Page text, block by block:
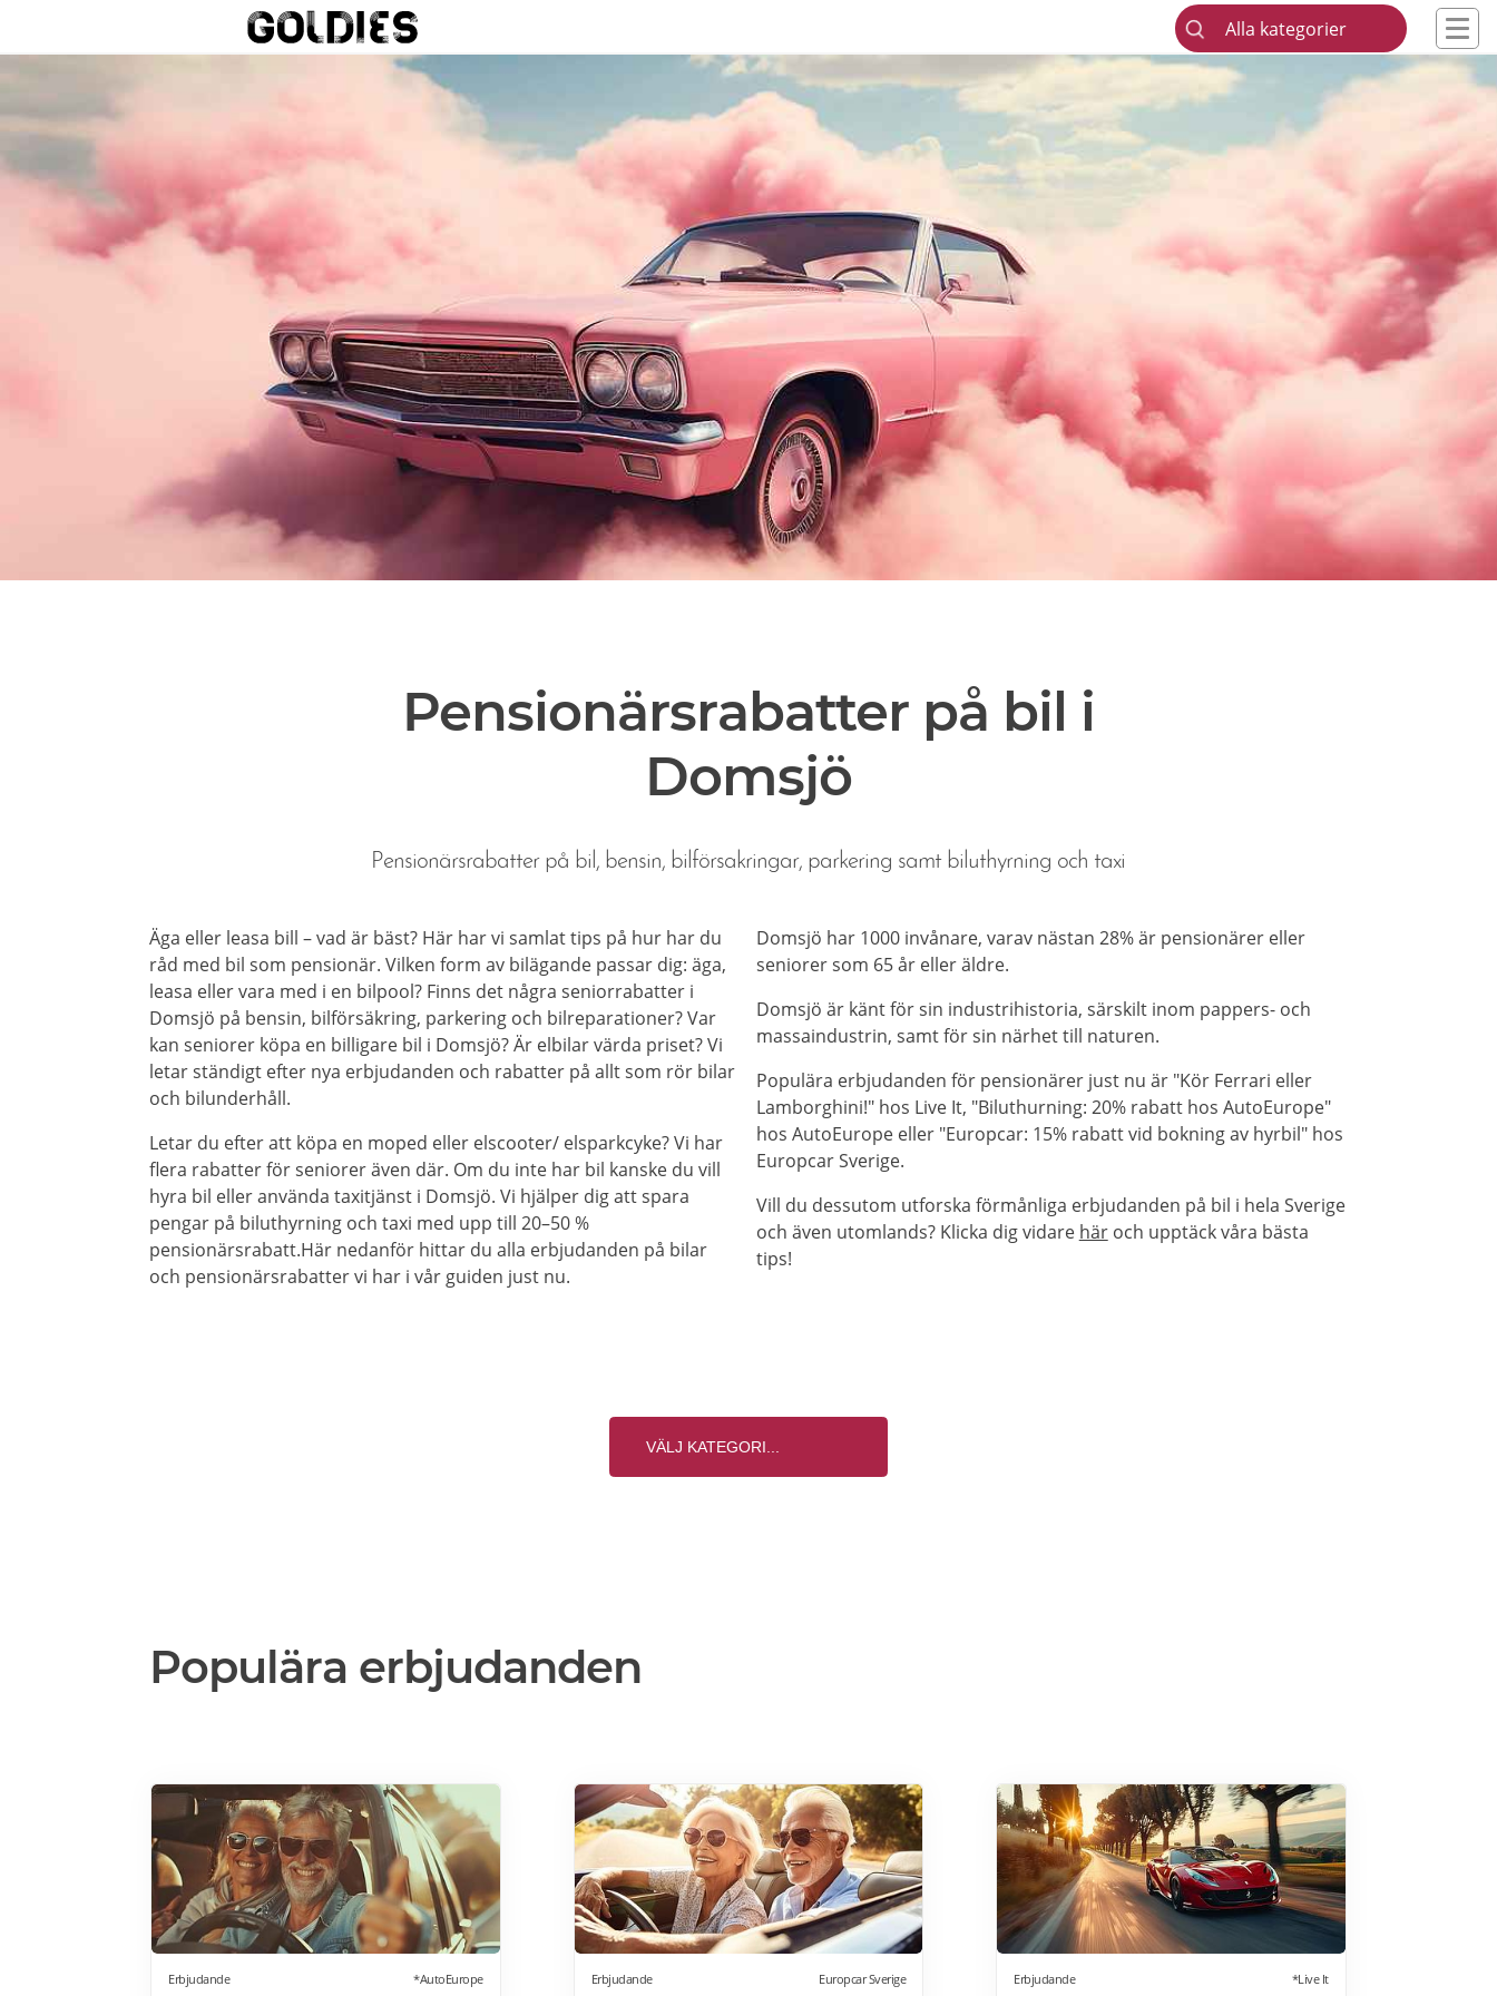
Alla kategorier
Pensionärsrabatter på bil i
Domsjö
Pensionärsrabatter på bil, bensin, bilförsakringar, parkering samt biluthyrning och taxi
Äga eller leasa bill – vad är bäst? Här har vi samlat tips på hur har du
råd med bil som pensionär. Vilken form av bilägande passar dig: äga,
leasa eller vara med i en bilpool? Finns det några seniorrabatter i
Domsjö på bensin, bilförsäkring, parkering och bilreparationer? Var
kan seniorer köpa en billigare bil i Domsjö? Är elbilar värda priset? Vi
letar ständigt efter nya erbjudanden och rabatter på allt som rör bilar
och bilunderhåll.
Letar du efter att köpa en moped eller elscooter/ elsparkcyke? Vi har
flera rabatter för seniorer även där. Om du inte har bil kanske du vill
hyra bil eller använda taxitjänst i Domsjö. Vi hjälper dig att spara
pengar på biluthyrning och taxi med upp till 20–50 %
pensionärsrabatt.Här nedanför hittar du alla erbjudanden på bilar
och pensionärsrabatter vi har i vår guiden just nu.
Domsjö har 1000 invånare, varav nästan 28% är pensionärer eller
seniorer som 65 år eller äldre.
Domsjö är känt för sin industrihistoria, särskilt inom pappers- och
massaindustrin, samt för sin närhet till naturen.
Populära erbjudanden för pensionärer just nu är "Kör Ferrari eller
Lamborghini!" hos Live It, "Biluthurning: 20% rabatt hos AutoEurope"
hos AutoEurope eller "Europcar: 15% rabatt vid bokning av hyrbil" hos
Europcar Sverige.
Vill du dessutom utforska förmånliga erbjudanden på bil i hela Sverige
och även utomlands? Klicka dig vidare häroch upptäck våra bästa
tips!
Populära erbjudanden
Erbjudande *AutoEurope Erbjudande Europcar Sverige Erbjudande *Live It